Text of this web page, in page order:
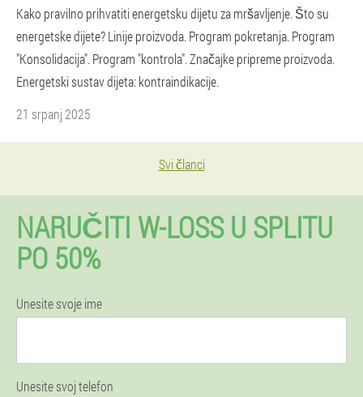
Kako pravilno prihvatiti energetsku dijetu za mršavljenje. Što su
energetske dijete? Linije proizvoda. Program pokretanja. Program
"Konsolidacija". Program "kontrola". Značajke pripreme proizvoda.
Energetski sustav dijeta: kontraindikacije.
21 srpanj 2025
Svi članci
NARUČITI W-LOSS U SPLITU
PO 50%
Unesite svoje ime
Unesite svoj telefon